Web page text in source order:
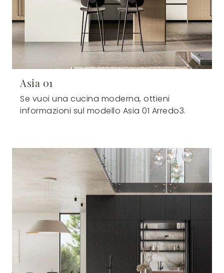
Asia 01
Se vuoi una cucina moderna, ottieni
informazioni sul modello Asia 01 Arredo3.